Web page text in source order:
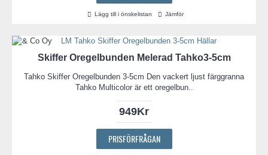
Lägg till i önskelistan Jämför
Skiffer Oregelbunden Melerad Tahko3-5cm
Tahko Skiffer Oregelbunden 3-5cm Den vackert ljust färggranna
Tahko Multicolor är ett oregelbun..
949Kr
PRISFÖRFRÅGAN